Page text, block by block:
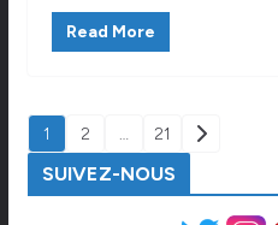
Read More
PAGINATION
DES
PUBLICATIONS
1 2 … 21
SUIVEZ-NOUS